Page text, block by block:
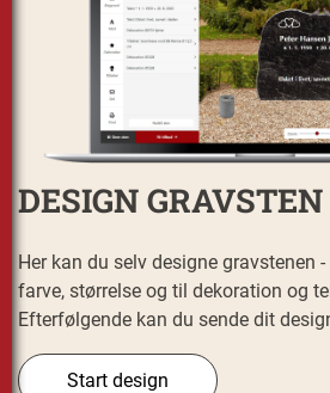
DESIGN GRAVSTEN
Her kan du selv designe gravstenen
farve, størrelse og til dekoration og
Efterfølgende kan du sende dit
Start design